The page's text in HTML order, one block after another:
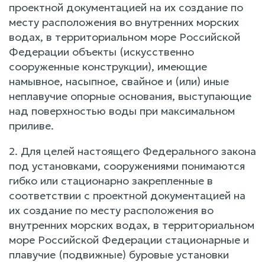
проектной документацией на их создание по
месту расположения во внутренних морских
водах, в территориальном море Российской
Федерации объекты (искусственно
сооруженные конструкции), имеющие
намывное, насыпное, свайное и (или) иные
неплавучие опорные основания, выступающие
над поверхностью воды при максимальном
приливе.
2. Для целей настоящего Федерального закона
под установками, сооружениями понимаются
гибко или стационарно закрепленные в
соответствии с проектной документацией на
их создание по месту расположения во
внутренних морских водах, в территориальном
море Российской Федерации стационарные и
плавучие (подвижные) буровые установки